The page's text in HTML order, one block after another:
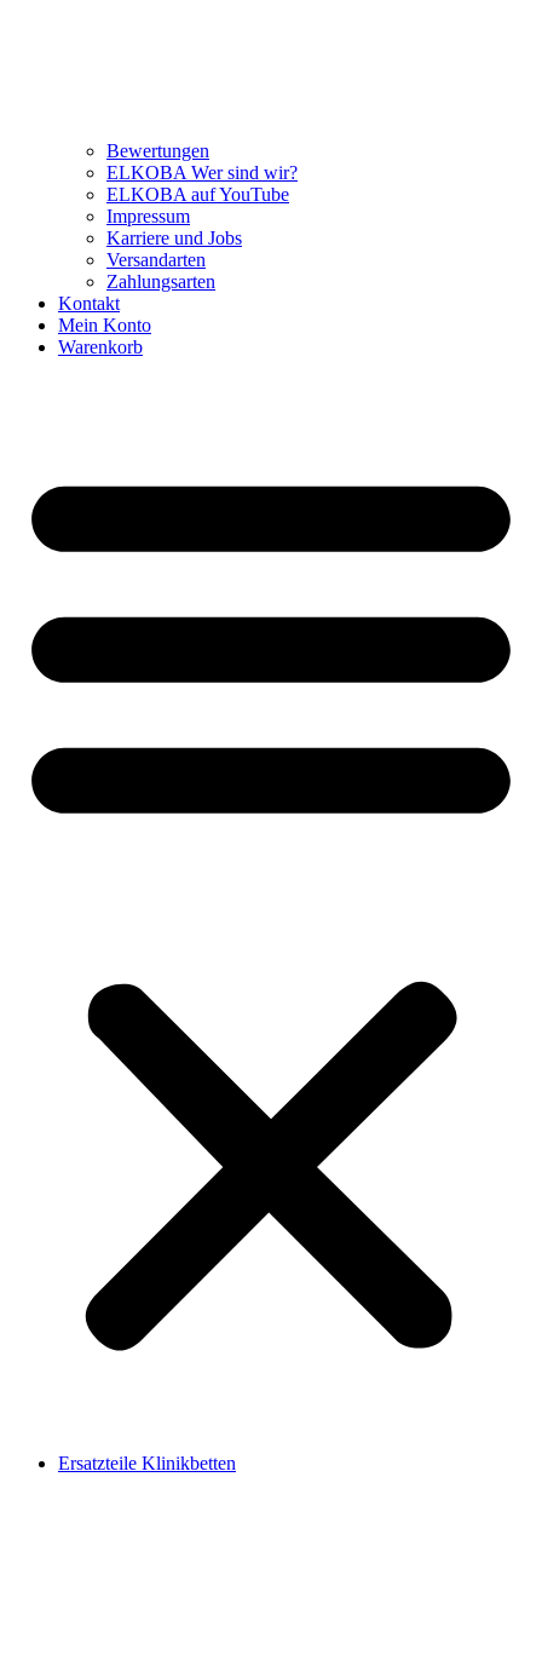
Bewertungen
ELKOBA Wer sind wir?
ELKOBA auf YouTube
Impressum
Karriere und Jobs
Versandarten
Zahlungsarten
Kontakt
Mein Konto
Warenkorb
Ersatzteile Klinikbetten